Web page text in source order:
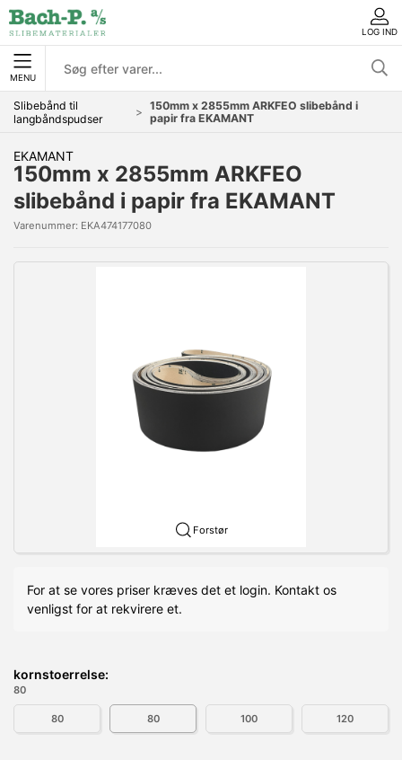
LOG IND
MENU
Slibebånd til
langbåndspudser
150mm x 2855mm ARKFEO slibebånd i
papir fra EKAMANT
EKAMANT
150mm x 2855mm ARKFEO
slibebånd i papir fra EKAMANT
Varenummer: EKA474177080
Forstør
For at se vores priser kræves det et login. Kontakt os
venligst for at rekvirere et.
kornstoerrelse:
80
80 80 100 120